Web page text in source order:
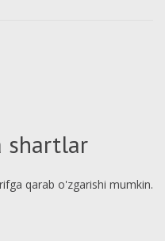
shartlar
qarab o'zgarishi mumkin.